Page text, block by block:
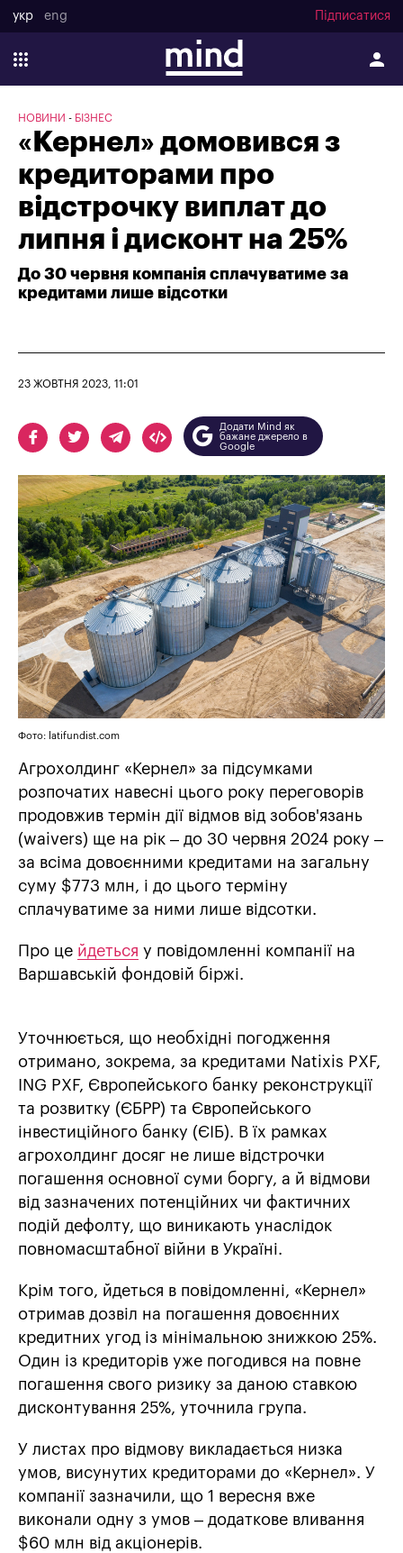
укр eng Підписатися
НОВИНИ БІЗНЕС
«Кернел» домовився з
кредиторами про
відстрочку виплат до
липня і дисконт на 25%
До 30 червня компанія сплачуватиме за
кредитами лише відсотки
23 ЖОВТНЯ 2023, 11:01
Додати Mind як
бажане джерело в
Google
Фото: latifundist.com
Агрохолдинг «Кернел» за підсумками
розпочатих навесні цього року переговорів
продовжив термін дії відмов від зобов'язань
(waivers) ще на рік – до 30 червня 2024 року –
за всіма довоєнними кредитами на загальну
суму $773 млн, і до цього терміну
сплачуватиме за ними лише відсотки.
Про це йдеться у повідомленні компанії на
Варшавській фондовій біржі.
Уточнюється, що необхідні погодження
отримано, зокрема, за кредитами Natixis PXF,
ING PXF, Європейського банку реконструкції
та розвитку (ЄБРР) та Європейського
інвестиційного банку (ЄІБ). В їх рамках
агрохолдинг досяг не лише відстрочки
погашення основної суми боргу, а й відмови
від зазначених потенційних чи фактичних
подій дефолту, що виникають унаслідок
повномасштабної війни в Україні.
Крім того, йдеться в повідомленні, «Кернел»
отримав дозвіл на погашення довоєнних
кредитних угод із мінімальною знижкою 25%.
Один із кредиторів уже погодився на повне
погашення свого ризику за даною ставкою
дисконтування 25%, уточнила група.
У листах про відмову викладається низка
умов, висунутих кредиторами до «Кернел». У
компанії зазначили, що 1 вересня вже
виконали одну з умов – додаткове вливання
$60 млн від акціонерів.